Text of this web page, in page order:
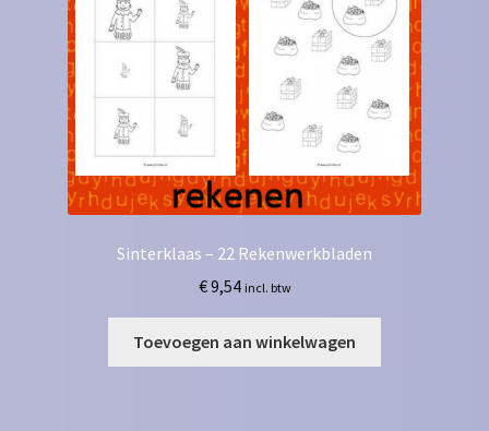
Sinterklaas – 22 Rekenwerkbladen
€9,54 incl. btw
Toevoegen aan winkelwagen